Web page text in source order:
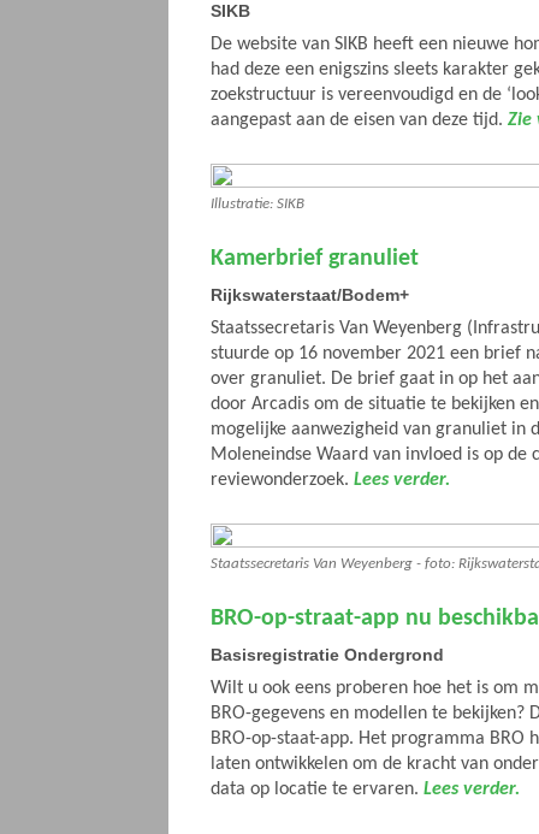
SIKB
De website van SIKB heeft een nieuwe
had deze een enigszins sleets karakter
zoekstructuur is vereenvoudigd en de
aangepast aan de eisen van deze tijd. Zie
Illustratie: SIKB
Kamerbrief granuliet
Rijkswaterstaat/Bodem+
Staatssecretaris Van Weyenberg
stuurde op 16 november 2021 een brief
over granuliet. De brief gaat in op het
door Arcadis om de situatie te bekijken
mogelijke aanwezigheid van granuliet in
Moleneindse Waard van invloed is op de
reviewonderzoek. Lees verder.
Staatssecretaris Van Weyenberg - foto:
BRO-op-straat-app nu
Basisregistratie Ondergrond
Wilt u ook eens proberen hoe het is om
BRO-gegevens en modellen te bekijken?
BRO-op-staat-app. Het programma BRO
laten ontwikkelen om de kracht van
data op locatie te ervaren. Lees verder.